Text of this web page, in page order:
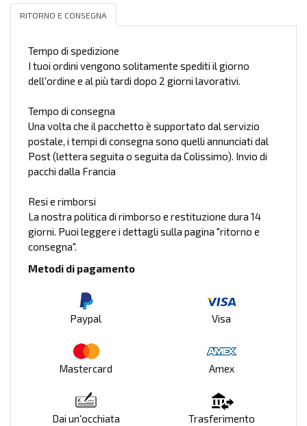
RITORNO E CONSEGNA
Tempo di spedizione
I tuoi ordini vengono solitamente spediti il giorno
dell'ordine e al più tardi dopo 2 giorni lavorativi.
Tempo di consegna
Una volta che il pacchetto è supportato dal servizio
postale, i tempi di consegna sono quelli annunciati dal
Post (lettera seguita o seguita da Colissimo). Invio di
pacchi dalla Francia
Resi e rimborsi
La nostra politica di rimborso e restituzione dura 14
giorni. Puoi leggere i dettagli sulla pagina "ritorno e
consegna".
Metodi di pagamento
Paypal Visa
Mastercard Amex
Dai un'occhiata Trasferimento